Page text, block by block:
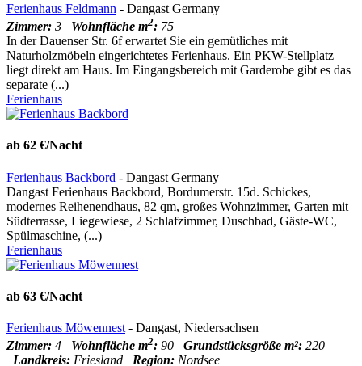
Ferienhaus Feldmann - Dangast Germany
Zimmer: 3 Wohnfläche m2: 75
In der Dauenser Str. 6f erwartet Sie ein gemütliches mit
Naturholzmöbeln eingerichtetes Ferienhaus. Ein PKW-Stellplatz
liegt direkt am Haus. Im Eingangsbereich mit Garderobe gibt es das
separate (...)
Ferienhaus
ab 62 €/Nacht
Ferienhaus Backbord - Dangast Germany
Dangast Ferienhaus Backbord, Bordumerstr. 15d. Schickes,
modernes Reihenendhaus, 82 qm, großes Wohnzimmer, Garten mit
Südterrasse, Liegewiese, 2 Schlafzimmer, Duschbad, Gäste-WC,
Spülmaschine, (...)
Ferienhaus
ab 63 €/Nacht
Ferienhaus Möwennest - Dangast, Niedersachsen
Zimmer: 4 Wohnfläche m2: 90 Grundstücksgröße m²: 220
Landkreis: Friesland Region: Nordsee